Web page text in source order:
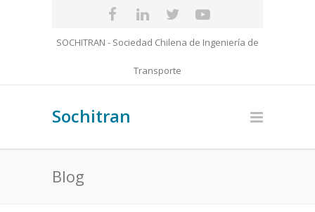
SOCHITRAN - Sociedad Chilena de Ingeniería de
Transporte
Sochitran
Blog